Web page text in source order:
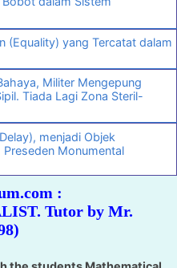
(Equality) yang Tercatat dalam
Militer Mengepung
Tiada Lagi Zona Steril-
menjadi Objek
Monumental
:
Tutor by Mr.